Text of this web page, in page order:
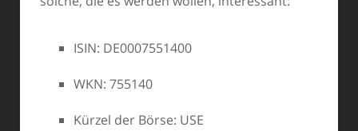
ISIN: DE0007551400
WKN: 755140
Kürzel der Börse: USE